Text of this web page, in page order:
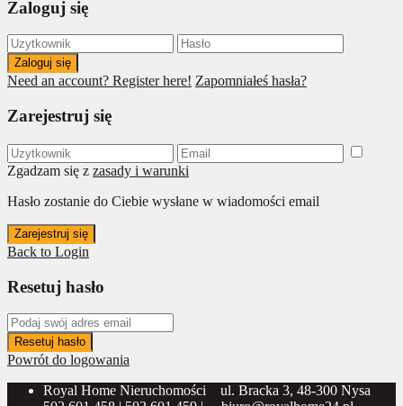
Zaloguj się
Zaloguj się
Need an account? Register here! Zapomniałeś hasła?
Zarejestruj się
Zgadzam się z zasady i warunki
Hasło zostanie do Ciebie wysłane w wiadomości email
Zarejestruj się
Back to Login
Resetuj hasło
Resetuj hasło
Powrót do logowania
Royal Home Nieruchomości
ul. Bracka 3, 48-300 Nysa